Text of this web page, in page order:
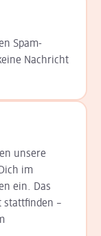
Spam-
Nachricht
unsere
im
ein. Das
statt­finden –